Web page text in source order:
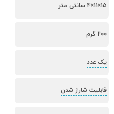
15×11×4 سانتی متر
200 گرم
یک عدد
قابلیت شارژ شدن